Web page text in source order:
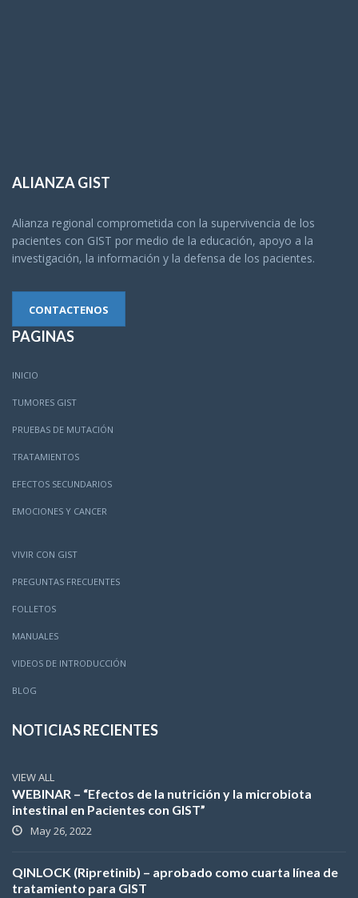
ALIANZA GIST
Alianza regional comprometida con la supervivencia de los
pacientes con GIST por medio de la educación, apoyo a la
investigación, la información y la defensa de los pacientes.
CONTACTENOS
PAGINAS
INICIO
TUMORES GIST
PRUEBAS DE MUTACIÓN
TRATAMIENTOS
EFECTOS SECUNDARIOS
EMOCIONES Y CANCER
VIVIR CON GIST
PREGUNTAS FRECUENTES
FOLLETOS
MANUALES
VIDEOS DE INTRODUCCIÓN
BLOG
NOTICIAS RECIENTES
VIEW ALL
WEBINAR – “Efectos de la nutrición y la microbiota
intestinal en Pacientes con GIST”
May 26, 2022
QINLOCK (Ripretinib) – aprobado como cuarta línea de
tratamiento para GIST